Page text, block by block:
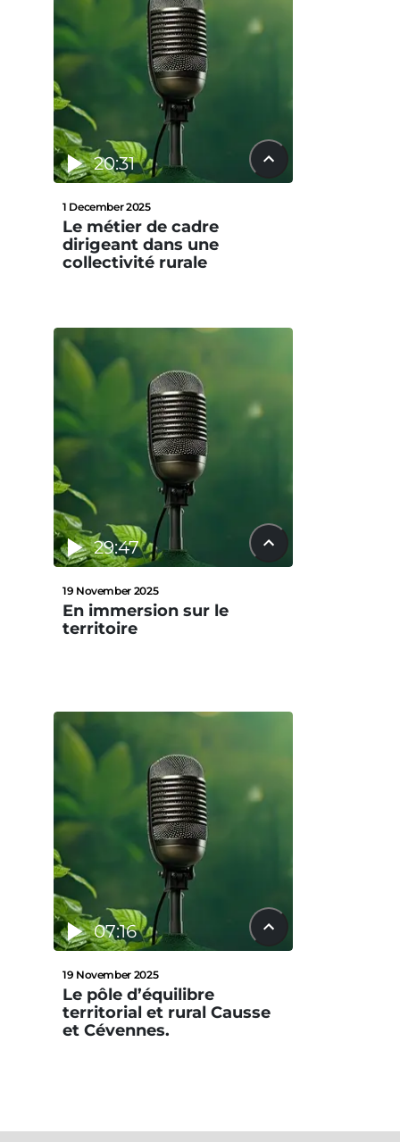
20:31
1 December 2025
Le métier de cadre
dirigeant dans une
collectivité rurale
29:47
19 November 2025
En immersion sur le
territoire
07:16
19 November 2025
Le pôle d’équilibre
territorial et rural Causse
et Cévennes.